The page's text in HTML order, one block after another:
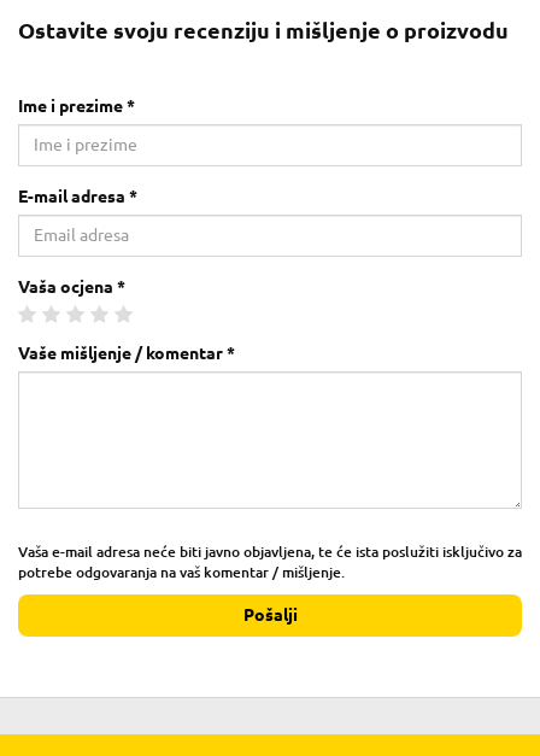
Ostavite svoju recenziju i mišljenje o proizvodu
Ime i prezime *
E-mail adresa *
Vaša ocjena *
Vaše mišljenje / komentar *
Vaša e-mail adresa neće biti javno objavljena, te će ista poslužiti isključivo za
potrebe odgovaranja na vaš komentar / mišljenje.
Pošalji